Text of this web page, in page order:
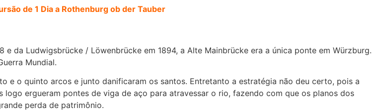
de 1 Dia a Rothenburg ob der Tauber
da Ludwigsbrücke / Löwenbrücke em 1894, a Alte Mainbrücke era a única ponte em Würzburg.
Mundial.
e o quinto arcos e junto danificaram os santos. Entretanto a estratégia não deu certo, pois a
ergueram pontes de viga de aço para atravessar o rio, fazendo com que os planos dos
perda de patrimônio.